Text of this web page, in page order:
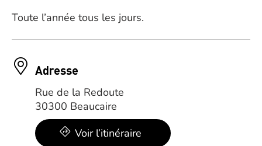
Toute l’année tous les jours.
Adresse
Rue de la Redoute
30300 Beaucaire
Voir l’itinéraire